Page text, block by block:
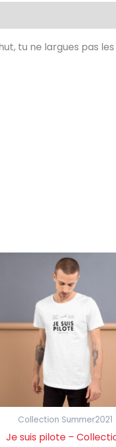
tu ne largues pas
Collection Summer2021
Je suis pilote –